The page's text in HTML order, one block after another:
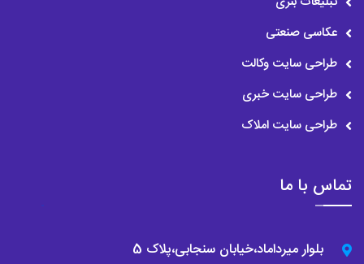
عکاسی صنعتی
طراحی سایت وکالت
طراحی سایت خبری
طراحی سایت املاک
تماس با ما
بلوار میرداماد،خیابان سنجابی،پلاک 5